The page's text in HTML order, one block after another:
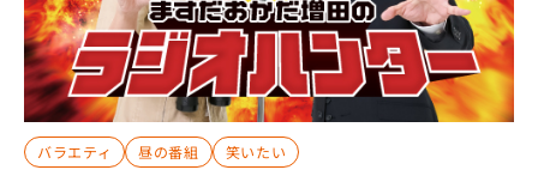
バラエティ 昼の番組 笑いたい